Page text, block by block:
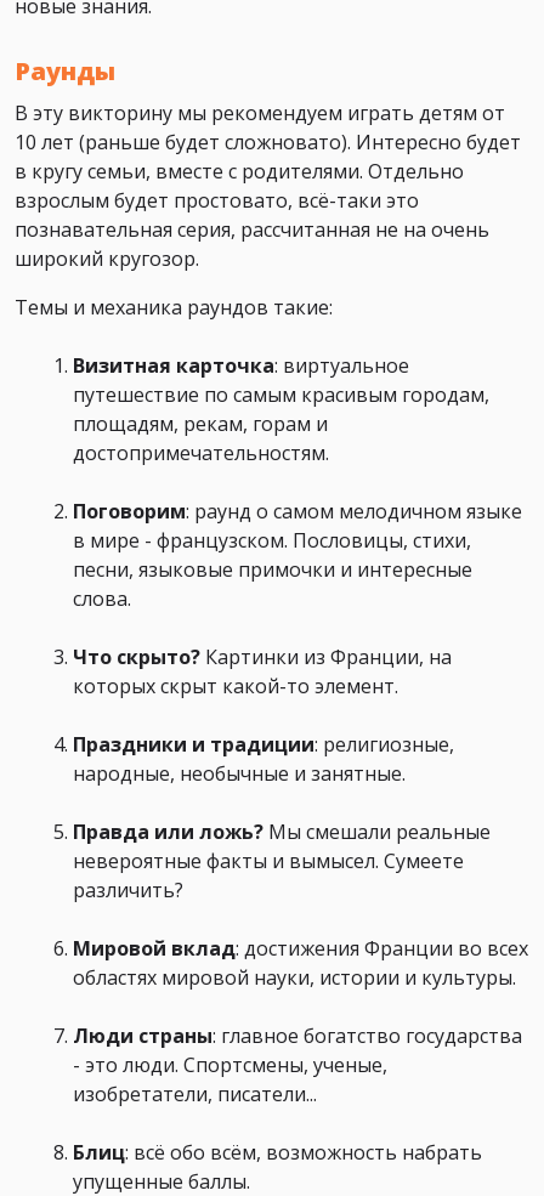
новые знания.
Раунды
В эту викторину мы рекомендуем играть детям от
10 лет (раньше будет сложновато). Интересно будет
в кругу семьи, вместе с родителями. Отдельно
взрослым будет простовато, всё-таки это
познавательная серия, рассчитанная не на очень
широкий кругозор.
Темы и механика раундов такие:
Визитная карточка: виртуальное
путешествие по самым красивым городам,
площадям, рекам, горам и
достопримечательностям.
Поговорим: раунд о самом мелодичном языке
в мире - французском. Пословицы, стихи,
песни, языковые примочки и интересные
слова.
Что скрыто? Картинки из Франции, на
которых скрыт какой-то элемент.
Праздники и традиции: религиозные,
народные, необычные и занятные.
Правда или ложь? Мы смешали реальные
невероятные факты и вымысел. Сумеете
различить?
Мировой вклад: достижения Франции во всех
областях мировой науки, истории и культуры.
Люди страны: главное богатство государства
- это люди. Спортсмены, ученые,
изобретатели, писатели...
Блиц: всё обо всём, возможность набрать
упущенные баллы.